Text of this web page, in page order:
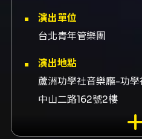
演出單位
台北青年管樂團
演出地點
蘆洲功學社音樂廳-功
中山二路162號2樓